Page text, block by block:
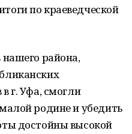
по краеведческой
нашего района,
г. Уфа, смогли
родине и убедить
достойны высокой